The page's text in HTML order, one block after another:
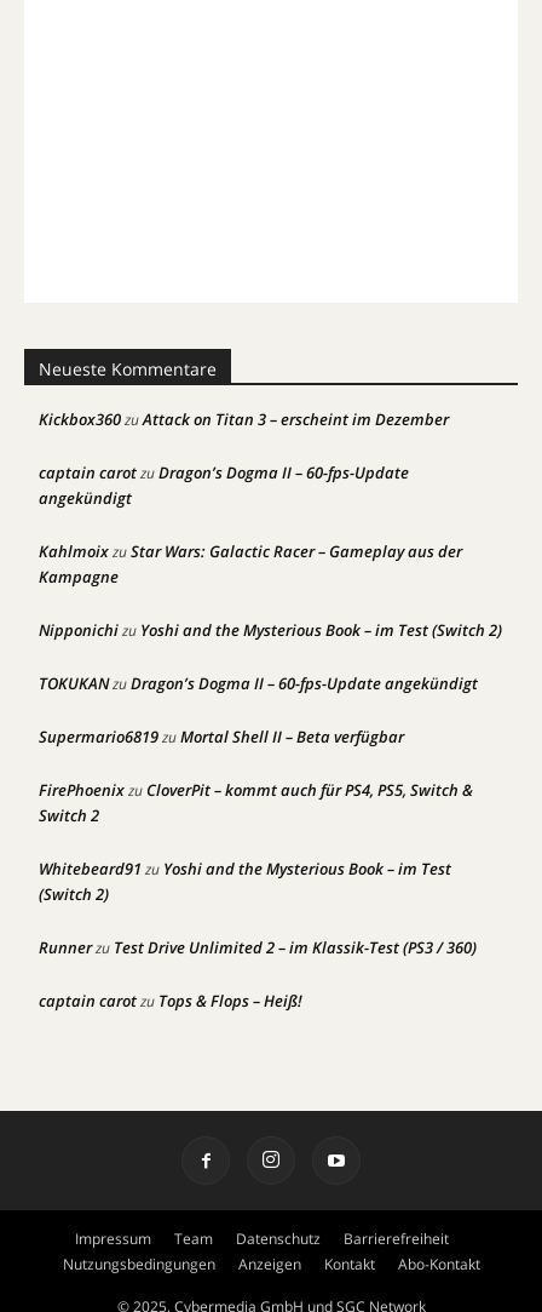
Neueste Kommentare
Kickbox360zuAttack on Titan 3 – erscheint im Dezember
captain carotzuDragon’s Dogma II – 60-fps-Update
angekündigt
KahlmoixzuStar Wars: Galactic Racer – Gameplay aus der
Kampagne
Nipponichizu Yoshi and the Mysterious Book – im Test (Switch 2)
TOKUKANzuDragon’s Dogma II – 60-fps-Update angekündigt
Supermario6819zuMortal Shell II – Beta verfügbar
FirePhoenixzuCloverPit – kommt auch für PS4, PS5, Switch &
Switch 2
Whitebeard91 zu Yoshi and the Mysterious Book – im Test
(Switch 2)
Runnerzu Test Drive Unlimited 2 – im Klassik-Test (PS3 / 360)
captain carotzu Tops & Flops – Heiß!
Impressum Team Datenschutz
Barrierefreiheit
Nutzungsbedingungen
Anzeigen Kontakt Abo-Kontakt
© 2025, Cybermedia GmbH und SGC Network